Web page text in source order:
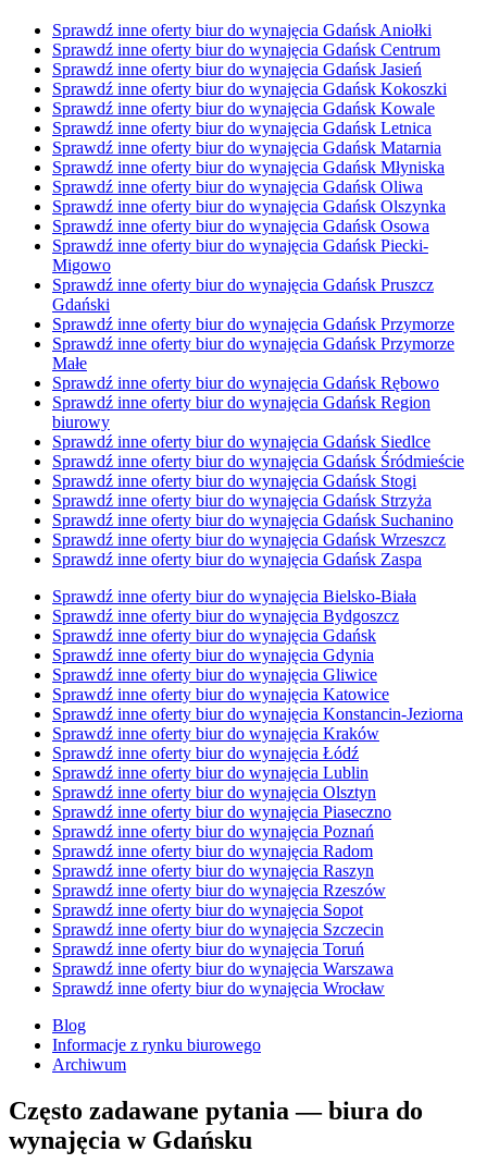
Sprawdź inne oferty biur do wynajęcia Gdańsk Aniołki
Sprawdź inne oferty biur do wynajęcia Gdańsk Centrum
Sprawdź inne oferty biur do wynajęcia Gdańsk Jasień
Sprawdź inne oferty biur do wynajęcia Gdańsk Kokoszki
Sprawdź inne oferty biur do wynajęcia Gdańsk Kowale
Sprawdź inne oferty biur do wynajęcia Gdańsk Letnica
Sprawdź inne oferty biur do wynajęcia Gdańsk Matarnia
Sprawdź inne oferty biur do wynajęcia Gdańsk Młyniska
Sprawdź inne oferty biur do wynajęcia Gdańsk Oliwa
Sprawdź inne oferty biur do wynajęcia Gdańsk Olszynka
Sprawdź inne oferty biur do wynajęcia Gdańsk Osowa
Sprawdź inne oferty biur do wynajęcia Gdańsk Piecki-
Migowo
Sprawdź inne oferty biur do wynajęcia Gdańsk Pruszcz
Gdański
Sprawdź inne oferty biur do wynajęcia Gdańsk Przymorze
Sprawdź inne oferty biur do wynajęcia Gdańsk Przymorze
Małe
Sprawdź inne oferty biur do wynajęcia Gdańsk Rębowo
Sprawdź inne oferty biur do wynajęcia Gdańsk Region
biurowy
Sprawdź inne oferty biur do wynajęcia Gdańsk Siedlce
Sprawdź inne oferty biur do wynajęcia Gdańsk Śródmieście
Sprawdź inne oferty biur do wynajęcia Gdańsk Stogi
Sprawdź inne oferty biur do wynajęcia Gdańsk Strzyża
Sprawdź inne oferty biur do wynajęcia Gdańsk Suchanino
Sprawdź inne oferty biur do wynajęcia Gdańsk Wrzeszcz
Sprawdź inne oferty biur do wynajęcia Gdańsk Zaspa
Sprawdź inne oferty biur do wynajęcia Bielsko-Biała
Sprawdź inne oferty biur do wynajęcia Bydgoszcz
Sprawdź inne oferty biur do wynajęcia Gdańsk
Sprawdź inne oferty biur do wynajęcia Gdynia
Sprawdź inne oferty biur do wynajęcia Gliwice
Sprawdź inne oferty biur do wynajęcia Katowice
Sprawdź inne oferty biur do wynajęcia Konstancin-Jeziorna
Sprawdź inne oferty biur do wynajęcia Kraków
Sprawdź inne oferty biur do wynajęcia Łódź
Sprawdź inne oferty biur do wynajęcia Lublin
Sprawdź inne oferty biur do wynajęcia Olsztyn
Sprawdź inne oferty biur do wynajęcia Piaseczno
Sprawdź inne oferty biur do wynajęcia Poznań
Sprawdź inne oferty biur do wynajęcia Radom
Sprawdź inne oferty biur do wynajęcia Raszyn
Sprawdź inne oferty biur do wynajęcia Rzeszów
Sprawdź inne oferty biur do wynajęcia Sopot
Sprawdź inne oferty biur do wynajęcia Szczecin
Sprawdź inne oferty biur do wynajęcia Toruń
Sprawdź inne oferty biur do wynajęcia Warszawa
Sprawdź inne oferty biur do wynajęcia Wrocław
Blog
Informacje z rynku biurowego
Archiwum
Często zadawane pytania — biura do
wynajęcia w Gdańsku